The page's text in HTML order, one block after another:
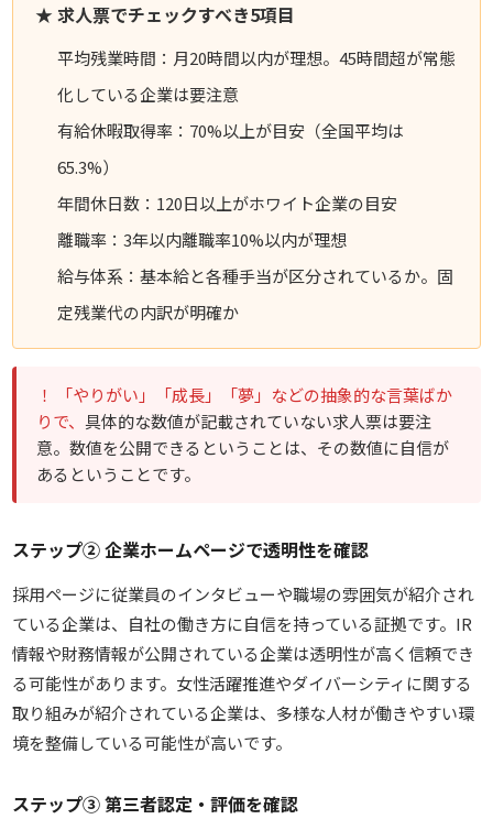
★ 求人票でチェックすべき5項目
平均残業時間：月20時間以内が理想。45時間超が常態
化している企業は要注意
有給休暇取得率：70%以上が目安（全国平均は
65.3%）
年間休日数：120日以上がホワイト企業の目安
離職率：3年以内離職率10%以内が理想
給与体系：基本給と各種手当が区分されているか。固
定残業代の内訳が明確か
！ 「やりがい」「成長」「夢」などの抽象的な言葉ばか
りで、具体的な数値が記載されていない求人票は要注
意。数値を公開できるということは、その数値に自信が
あるということです。
ステップ② 企業ホームページで透明性を確認
採用ページに従業員のインタビューや職場の雰囲気が紹介され
ている企業は、自社の働き方に自信を持っている証拠です。IR
情報や財務情報が公開されている企業は透明性が高く信頼でき
る可能性があります。女性活躍推進やダイバーシティに関する
取り組みが紹介されている企業は、多様な人材が働きやすい環
境を整備している可能性が高いです。
ステップ③ 第三者認定・評価を確認